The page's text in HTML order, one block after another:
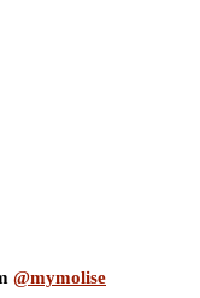
@mymolise